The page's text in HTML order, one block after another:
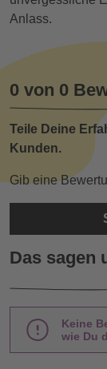
Anlass.
0 von 0
Teile Deine
Kunden.
Gib eine
Das sagen
Keine
wie Du